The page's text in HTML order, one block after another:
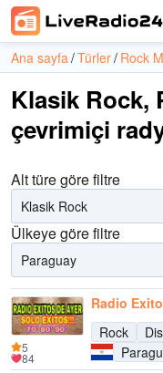
Ana sayfa Türler Rock
Klasik Rock,
çevrimiçi
Alt türe göre filtre
Klasik Rock
Ülkeye göre filtre
Paraguay
Radio
Rock
5
84